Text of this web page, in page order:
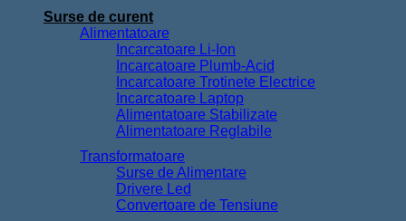
Surse de curent
Alimentatoare
Incarcatoare Li-Ion
Incarcatoare Plumb-Acid
Incarcatoare Trotinete Electrice
Incarcatoare Laptop
Alimentatoare Stabilizate
Alimentatoare Reglabile
Transformatoare
Surse de Alimentare
Drivere Led
Convertoare de Tensiune